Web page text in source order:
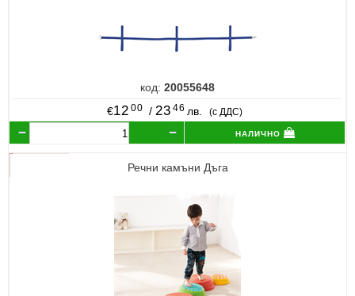
код: 20055648
€12 00 / 23 46 лв. (с ДДС)
налично
Речни камъни Дъга